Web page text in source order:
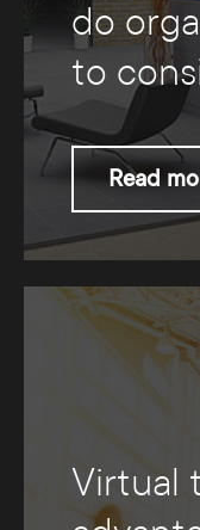
do
to
Read
Virtual